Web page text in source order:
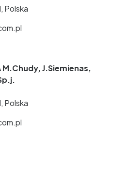
Polska
M.Chudy, J.Siemienas,
Polska